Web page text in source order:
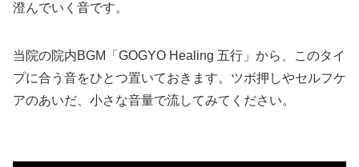
澄んでいく音です。
当院の院内BGM「GOGYO Healing 五行」から、このタイ
プに合う音をひとつ置いておきます。ツボ押しやセルフケ
アのあいだ、小さな音量で流してみてください。